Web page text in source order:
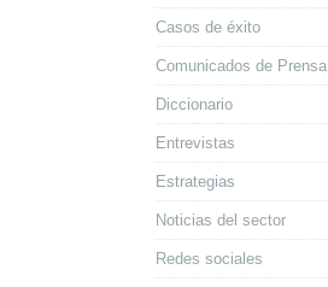
Casos de éxito
Comunicados de Prensa
Diccionario
Entrevistas
Estrategias
Noticias del sector
Redes sociales